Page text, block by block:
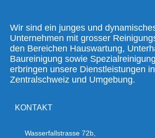
Wir sind ein junges und
Unternehmen mit grosser
den Bereichen Hauswartung,
Baureinigung sowie
erbringen unsere Dienstleistungen
Zentralschweiz und Umgebung.
KONTAKT
Wasserfallstrasse 72b,